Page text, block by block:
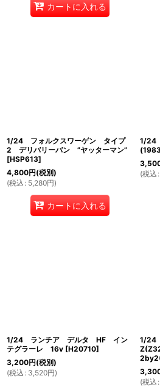
カートに入れる
1/24 フォルクスワーゲン タイプ
2 デリバリーバン ”ヤッターマン”
[HSP613]
4,800円(税別)
(税込 : 5,280円)
カートに入れる
1/24
(税込 :
1/24 ランチア デルタ HF イン
テグラーレ 16v [H20710]
3,200円(税別)
(税込 : 3,520円)
1/24
(税込 :